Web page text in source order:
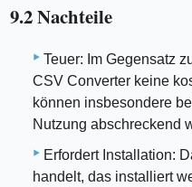
9.2 Nachteile
Teuer: Im Gegensatz
CSV Converter keine
können insbesondere
Nutzung abschreckend
Erfordert Installation:
handelt, das installiert